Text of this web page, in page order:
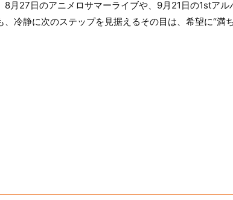
8月27日のアニメロサマーライブや、9月21日の1stア
冷静に次のステップを見据えるその目は、希望に“満ち